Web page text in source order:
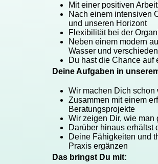
Mit einer positiven
Nach einem intensiven
und unseren Horizont
Flexibilität bei der
Neben einem modern
Wasser und
Du hast die Chance
Deine Aufgaben in
Wir machen Dich schon
Zusammen mit einem
Beratungsprojekte
Wir zeigen Dir, wie
Darüber hinaus erhältst
Deine Fähigkeiten und
Praxis ergänzen
Das bringst Du mit: